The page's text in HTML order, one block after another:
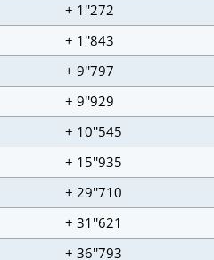
+ 1''272
+ 1''843
+ 9''797
+ 9''929
+ 10''545
+ 15''935
+ 29''710
+ 31''621
+ 36''793